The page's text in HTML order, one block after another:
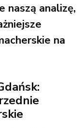
naszą analizę,
na